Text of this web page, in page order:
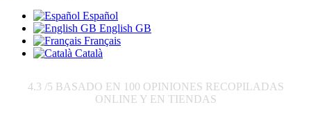
Español
English GB
Français
Català
4.3 /5 BASADO EN 100 OPINIONES RECOPILADAS
ONLINE Y EN TIENDAS